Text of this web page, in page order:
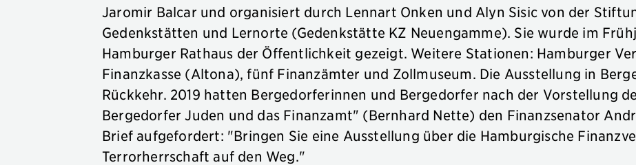
Jaromir Balcar und organisiert durch Lennart Onken und Alyn Sisic von der
Gedenkstätten und Lernorte (Gedenkstätte KZ Neuengamme). Sie wurde im
Hamburger Rathaus der Öffentlichkeit gezeigt. Weitere Stationen: Hamburger
Finanzkasse (Altona), fünf Finanzämter und Zollmuseum. Die Ausstellung in
Rückkehr. 2019 hatten Bergedorferinnen und Bergedorfer nach der Vorstellung
Bergedorfer Juden und das Finanzamt" (Bernhard Nette) den Finanzsenator
Brief aufgefordert: "Bringen Sie eine Ausstellung über die Hamburgische
Terrorherrschaft auf den Weg."